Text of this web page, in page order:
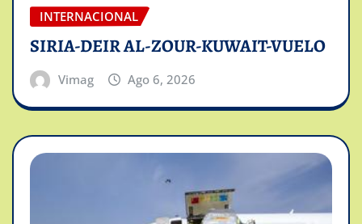
INTERNACIONAL
SIRIA-DEIR AL-ZOUR-KUWAIT-VUELO
Vimag Ago 6, 2026